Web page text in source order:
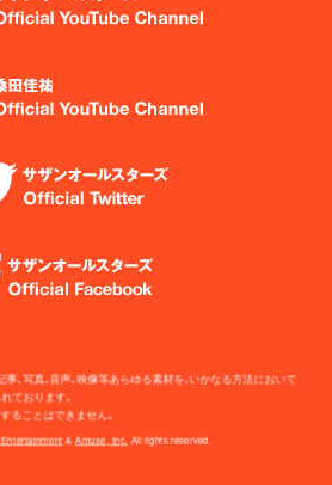
、写真、音声、映像等あらゆる素材を、いかなる方法において
ております。
ることはできません。
&Amuse, Inc. All rights reserved.